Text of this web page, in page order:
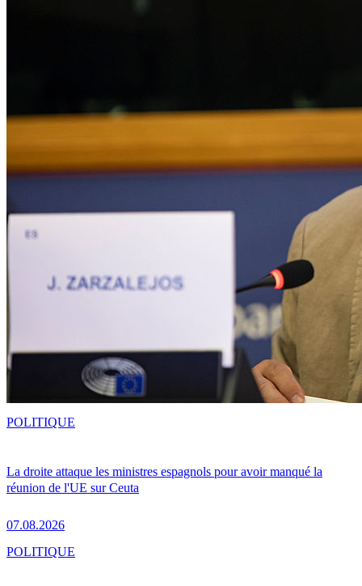
La droite attaque les ministres espagnols pour avoir manqué la
réunion de l'UE sur Ceuta
07.08.2026
POLITIQUE
POLITIQUE